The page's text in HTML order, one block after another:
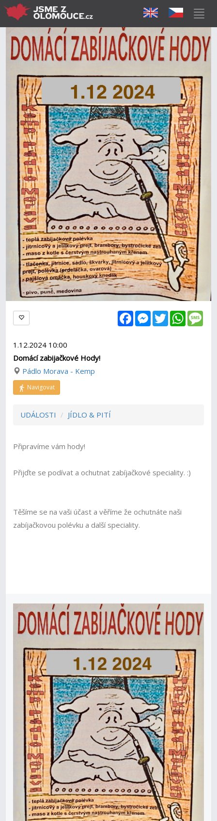
FacebookMessenger
Twitter
1.12.2024 10:00
Domácí zabijačkové Hody!
Pádlo Morava - Kemp
Navigovat
UDÁLOSTI JÍDLO & PITÍ
Připravíme vám hody!
Přijďte se podívat a ochutnat zabíjačkové speciality. :)
Těšíme se na vaši účast a věříme že ochutnáte naši
zabíjačkovou polévku a další speciality.